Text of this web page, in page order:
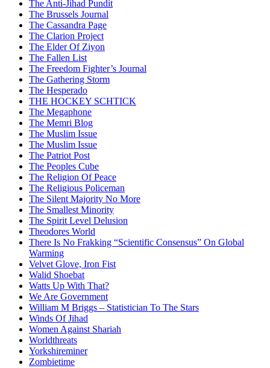
The Anti-Jihad Pundit
The Brussels Journal
The Cassandra Page
The Clarion Project
The Elder Of Ziyon
The Fallen List
The Freedom Fighter’s Journal
The Gathering Storm
The Hesperado
THE HOCKEY SCHTICK
The Megaphone
The Memri Blog
The Muslim Issue
The Muslim Issue
The Patriot Post
The Peoples Cube
The Religion Of Peace
The Religious Policeman
The Silent Majority No More
The Smallest Minority
The Spirit Level Delusion
Theodores World
There Is No Frakking “Scientific Consensus” On Global
Warming
Velvet Glove, Iron Fist
Walid Shoebat
Watts Up With That?
We Are Government
William M Briggs – Statistician To The Stars
Winds Of Jihad
Women Against Shariah
Worldthreats
Yorkshireminer
Zombietime